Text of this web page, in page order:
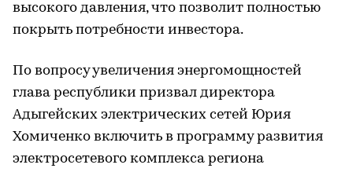
высокого давления, что позволит полностью
покрыть потребности инвестора.
По вопросу увеличения энергомощностей
глава республики призвал директора
Адыгейских электрических сетей Юрия
Хомиченко включить в программу развития
электросетевого комплекса региона